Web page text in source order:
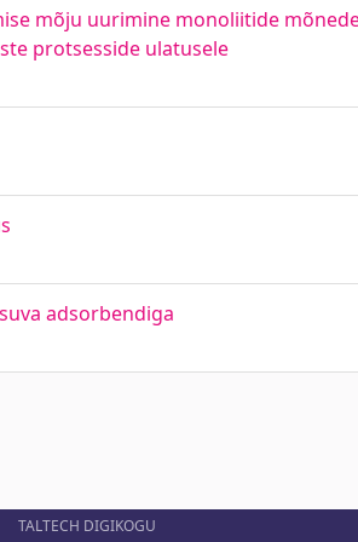
mõju uurimine monoliitide
protsesside ulatusele
adsorbendiga
TALTECH DIGIKOGU